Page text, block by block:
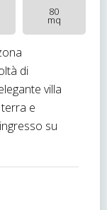
80
mq
di
villa
e
su